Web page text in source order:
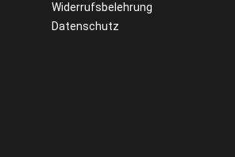
Widerrufsbelehrung
Datenschutz